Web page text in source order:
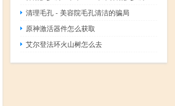
清理毛孔 - 美容院毛孔清洁的骗局
原神激活器件怎么获取
艾尔登法环火山树怎么去